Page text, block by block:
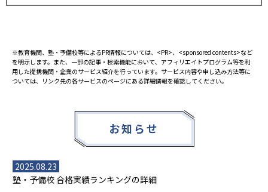
※教育機関、塾・予備校等によるPR情報については、<PR>、<sponsored contents>など
を明示します。また、一部の記事・検索機能において、アフィリエイトプログラム等を利
用した提携機関・企業のサービス紹介を行っています。サービス内容や申し込み方法等に
ついては、リンク先の各サービスのページにある詳細情報を確認してください。
お知らせ
2025.08.23
塾・予備校 合格実績ランキングの詳細